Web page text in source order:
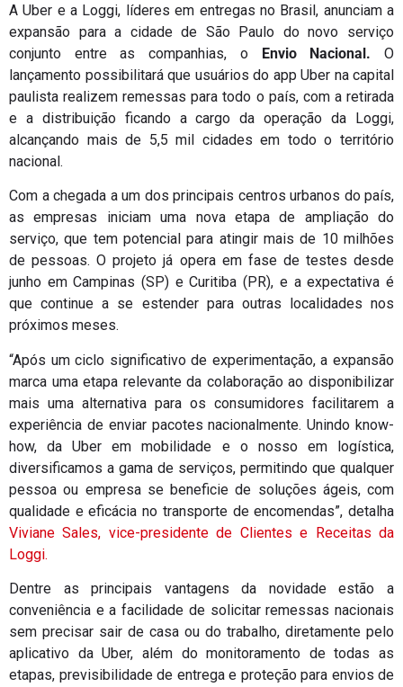
A Uber e a Loggi, líderes em entregas no Brasil, anunciam a
expansão para a cidade de São Paulo do novo serviço
conjunto entre as companhias, oEnvio Nacional. O
lançamento possibilitará que usuários do app Uber na capital
paulista realizem remessas para todo o país, com a retirada
e a distribuição ficando a cargo da operação da Loggi,
alcançando mais de 5,5 mil cidades em todo o território
nacional.
Com a chegada a um dos principais centros urbanos do país,
as empresas iniciam uma nova etapa de ampliação do
serviço, que tem potencial para atingir mais de 10 milhões
de pessoas. O projeto já opera em fase de testes desde
junho em Campinas (SP) e Curitiba (PR), e a expectativa é
que continue a se estender para outras localidades nos
próximos meses.
“Após um ciclo significativo de experimentação, a expansão
marca uma etapa relevante da colaboração ao disponibilizar
mais uma alternativa para os consumidores facilitarem a
experiência de enviar pacotes nacionalmente. Unindo know-
how, da Uber em mobilidade e o nosso em logística,
diversificamos a gama de serviços, permitindo que qualquer
pessoa ou empresa se beneficie de soluções ágeis, com
qualidade e eficácia no transporte de encomendas”, detalha
Viviane Sales, vice-presidente de Clientes e Receitas da
Loggi.
Dentre as principais vantagens da novidade estão a
conveniência e a facilidade de solicitar remessas nacionais
sem precisar sair de casa ou do trabalho, diretamente pelo
aplicativo da Uber, além do monitoramento de todas as
etapas, previsibilidade de entrega e proteção para envios de